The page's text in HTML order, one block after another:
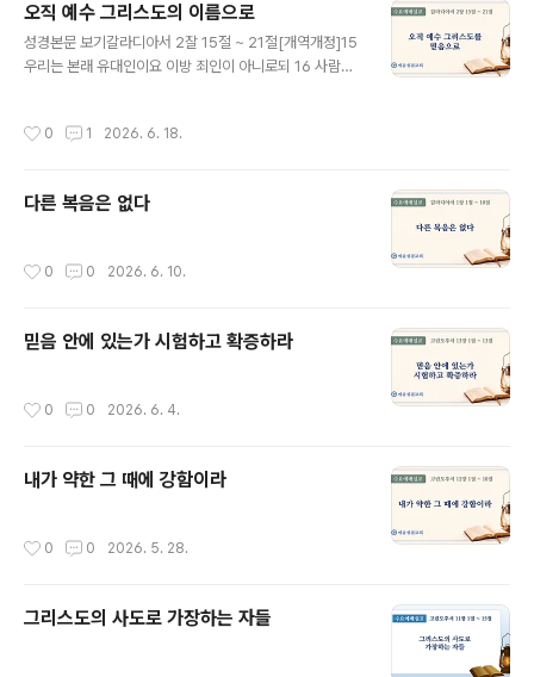
오직 예수 그리스도의 이름으로
성경본문 보기갈라디아서 2잘 15절 ~ 21절[개역개정]15
우리는 본래 유대인이요 이방 죄인이 아니로되 16 사람이
리스도 예수를 믿나니 이는 우리가 율법의 행위로써가 아
만일 우리가 그리스도 안에서 의롭게 되려 하다가 죄인으
나를 범법한 자로 만드는 것이라 19 내가 율법으로 말미암
이라 20 내가 그리스도와 함께 십자가..
0 1 2026. 6. 18.
다른 복음은 없다
0 0 2026. 6. 10.
믿음 안에 있는가 시험하고 확증하라
0 0 2026. 6. 4.
내가 약한 그 때에 강함이라
0 0 2026. 5. 28.
그리스도의 사도로 가장하는 자들